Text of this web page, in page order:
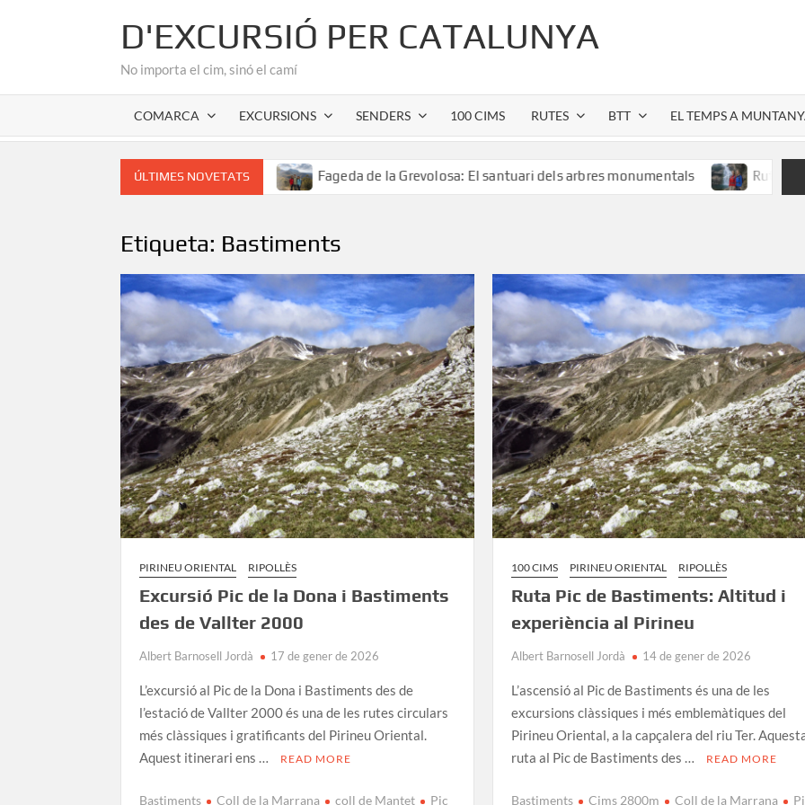
D'EXCURSIÓ PER CATALUNYA
No importa el cim, sinó el camí
COMARCA EXCURSIONS SENDERS 100 CIMS RUTES BTT EL TEMPS A
ÚLTIMES NOVETATS
romànic de l’Alta Garrotxa Fageda de la Grevolosa: El santuari dels arbres monumentals Ruta al Salt de
Etiqueta: Bastiments
PIRINEU ORIENTAL RIPOLLÈS
Excursió Pic de la Dona i Bastiments
des de Vallter 2000
Albert Barnosell Jordà 17 de gener de 2026
L’excursió al Pic de la Dona i Bastiments des de
l’estació de Vallter 2000 és una de les rutes circulars
més clàssiques i gratificants del Pirineu Oriental.
Aquest itinerari ens …
READ MORE
Bastiments Coll de la Marrana coll de Mantet
Pic
100 CIMS PIRINEU ORIENTAL RIPOLLÈS
Ruta Pic de Bastiments: Altitud i
experiència al Pirineu
Albert Barnosell Jordà 14 de gener de 2026
L’ascensió al Pic de Bastiments és una de les
excursions clàssiques i més emblemàtiques del
Pirineu Oriental, a la capçalera del riu Ter.
ruta al Pic de Bastiments des …
READ MORE
Bastiments Cims 2800m Coll de la Marrana